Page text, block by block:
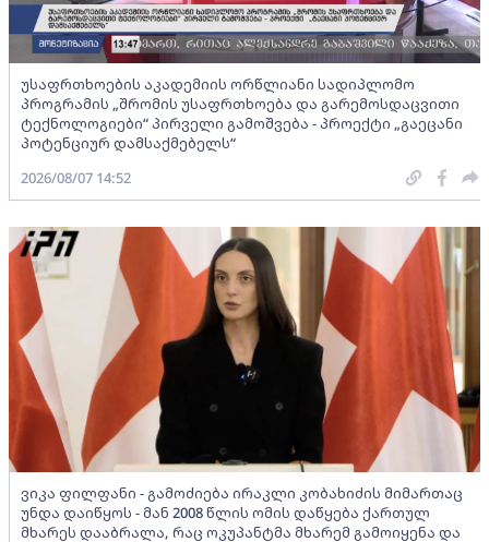
უსაფრთხოების აკადემიის ორწლიანი სადიპლომო
პროგრამის „შრომის უსაფრთხოება და გარემოსდაცვითი
ტექნოლოგიები“ პირველი გამოშვება - პროექტი „გაეცანი
პოტენციურ დამსაქმებელს“
2026/08/07 14:52
ვიკა ფილფანი - გამოძიება ირაკლი კობახიძის მიმართაც
უნდა დაიწყოს - მან 2008 წლის ომის დაწყება ქართულ
მხარეს დააბრალა, რაც ოკუპანტმა მხარემ გამოიყენა და